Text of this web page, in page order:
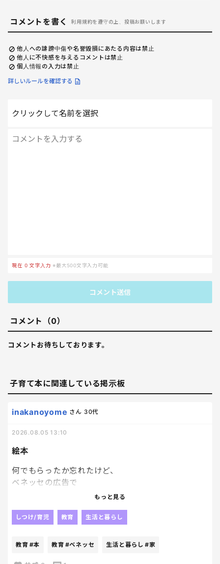
コメントを書く 利用規約を遵守の上、投稿お願いします
他人への誹謗中傷や名誉毀損にあたる内容は禁止
他人に不快感を与えるコメントは禁止
個人情報の入力は禁止
詳しいルールを確認する
クリックして名前を選択
現在 0 文字入力 ※最大500文字入力可能
コメント送信
コメント（0）
コメントお待ちしております。
子育て本に関連している掲示板
絵本
inakanoyome さん 30代
2026.08.05 13:10
何でもらったか忘れたけど、
ベネッセの広告で
どうせぺらっぺらの本が届くんだろうな、
絵本大好き人間の長男にと、
もっと見る
しつけ/育児 教育 生活と暮らし
教育 #本 教育 #ベネッセ 生活と暮らし #家